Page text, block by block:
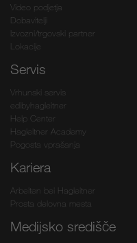
Video podjetja
Dobavitelji
Izvozni/trgovski partner
Lokacije
Servis
Vrhunski servis
edibyhagleitner
Help Center
Hagleitner Academy
Pogosta vprašanja
Kariera
Arbeiten bei Hagleitner
Prosta delovna mesta
Medijsko središče